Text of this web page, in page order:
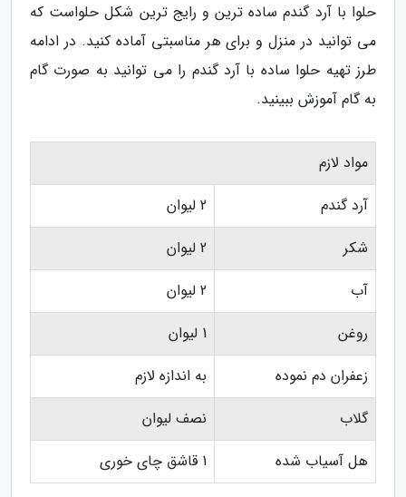
حلوا با آرد گندم ساده ترین و رایج ترین شکل حلواست که
می توانید در منزل و برای هر مناسبتی آماده کنید. در ادامه
طرز تهیه حلوا ساده با آرد گندم را می توانید به صورت گام
به گام آموزش ببینید.
مواد لازم
آرد گندم
2 لیوان
شکر
2 لیوان
آب
2 لیوان
روغن
1 لیوان
زعفران دم نموده
به اندازه لازم
گلاب
نصف لیوان
هل آسیاب شده
1 قاشق چای خوری